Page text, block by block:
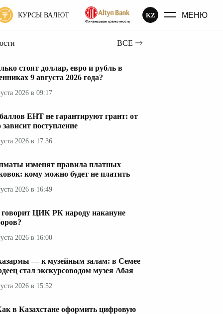
КУРСЫ ВАЛЮТ KZ МЕНЮ
ВСЕ
стоят доллар, евро и рубль в
9 августа 2026 года?
2026 в 09:17
ЕНТ не гарантируют грант: от
зависит поступление
2026 в 17:36
изменят правила платных
кому можно будет не платить
2026 в 16:49
ЦИК РК народу накануне
2026 в 16:00
— к музейным залам: в Семее
стал экскурсоводом музея Абая
2026 в 15:52
в Казахстане оформить цифровую